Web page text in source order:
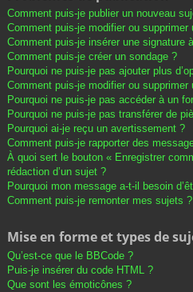
Comment puis-je publier un nouveau
Comment puis-je modifier ou supprimer
Comment puis-je insérer une signature
Comment puis-je créer un sondage ?
Pourquoi ne puis-je pas ajouter plus
Comment puis-je modifier ou supprimer
Pourquoi ne puis-je pas accéder à un
Pourquoi ne puis-je pas transférer de
Pourquoi ai-je reçu un avertissement ?
Comment puis-je rapporter des
À quoi sert le bouton « Enregistrer
rédaction d’un sujet ?
Pourquoi mon message a-t-il besoin
Comment puis-je remonter mes sujets ?
Mise en forme et types de
Qu’est-ce que le BBCode ?
Puis-je insérer du code HTML ?
Que sont les émoticônes ?